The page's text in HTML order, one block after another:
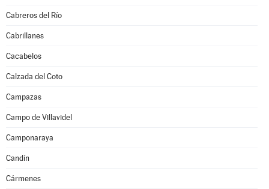
Cabreros del Río
Cabrillanes
Cacabelos
Calzada del Coto
Campazas
Campo de Villavidel
Camponaraya
Candín
Cármenes